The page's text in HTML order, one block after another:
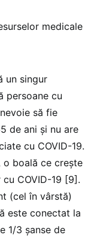
medicale
un singur
persoane cu
să fie
de ani și nu are
cu COVID-19.
o boală ce crește
COVID-19 [9].
(cel în vârstă)
este conectat la
1/3 șanse de